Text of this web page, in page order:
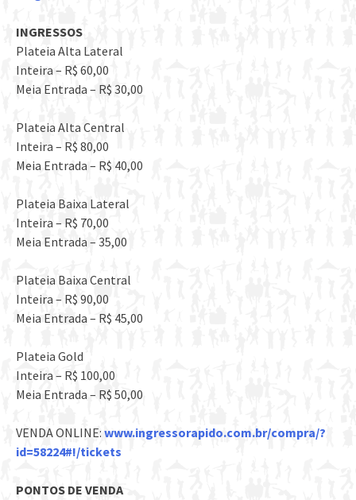
INGRESSOS
Plateia Alta Lateral
Inteira – R$ 60,00
Meia Entrada – R$ 30,00
Plateia Alta Central
Inteira – R$ 80,00
Meia Entrada – R$ 40,00
Plateia Baixa Lateral
Inteira – R$ 70,00
Meia Entrada – 35,00
Plateia Baixa Central
Inteira – R$ 90,00
Meia Entrada – R$ 45,00
Plateia Gold
Inteira – R$ 100,00
Meia Entrada – R$ 50,00
VENDA ONLINE: www.ingressorapido.com.br/compra/?
id=58224#!/tickets
PONTOS DE VENDA